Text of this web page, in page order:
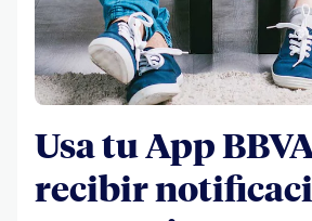
Usa tu App
recibir